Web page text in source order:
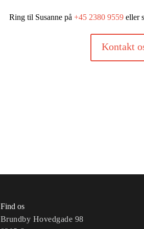
Ring til Susanne på +45 2380 9559 eller
Kontakt
Find os
Brundby Hovedgade 98